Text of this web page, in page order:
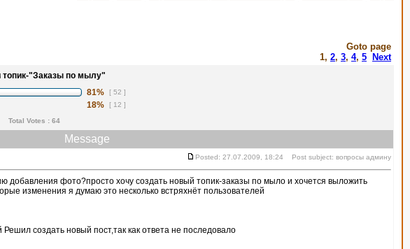
Goto page
1, 2, 3, 4, 5 Next
топик-"Заказы по мылу"
81% [ 52 ]
18% [ 12 ]
Total Votes : 64
Message
Posted: 27.07.2009, 18:24 Post subject: вопросы админу
фото?просто хочу создать новый топик-заказы по мыло и хочется выложить
изменения я думаю это несколько встряхнёт пользователей
создать новый пост,так как ответа не последовало